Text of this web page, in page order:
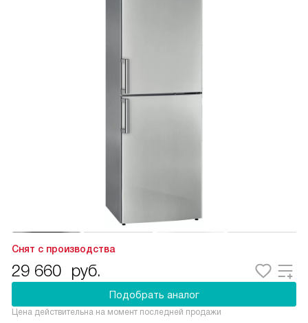
Снят с производства
29 660 руб.
Подобрать аналог
Цена действительна на момент последней продажи